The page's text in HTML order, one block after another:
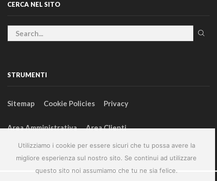
Utilizziamo i cookie per essere sicuri che tu possa avere la
migliore esperienza sul nostro sito. Se continui ad utilizzare
questo sito noi assumiamo che tu ne sia felice.
CERCA NEL SITO
STRUMENTI
Sitemap Cookie Policies Privacy
Area Amministrativa Area Clienti